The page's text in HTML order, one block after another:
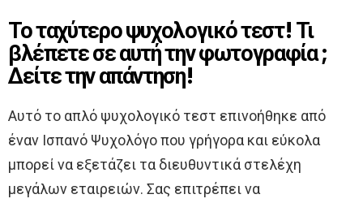
Το ταχύτερο ψυχολογικό τεστ! Τι
βλέπετε σε αυτή την φωτογραφία ;
Δείτε την απάντηση!
Αυτό το απλό ψυχολογικό τεστ επινοήθηκε από
έναν Ισπανό Ψυχολόγο που γρήγορα και εύκολα
μπορεί να εξετάζει τα διευθυντικά στελέχη
μεγάλων εταιρειών. Σας επιτρέπει να